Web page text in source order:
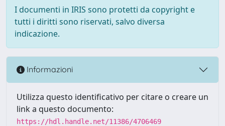
I documenti in IRIS sono protetti da copyright e
tutti i diritti sono riservati, salvo diversa
indicazione.
Informazioni
Utilizza questo identificativo per citare o creare un
link a questo documento:
https://hdl.handle.net/11386/4706469